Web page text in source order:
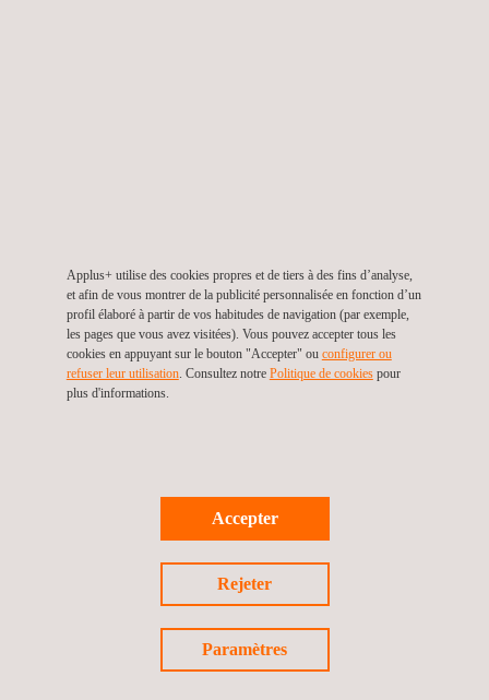
Applus+ utilise des cookies propres et de tiers à des fins d’analyse,
et afin de vous montrer de la publicité personnalisée en fonction d’un
profil élaboré à partir de vos habitudes de navigation (par exemple,
les pages que vous avez visitées). Vous pouvez accepter tous les
cookies en appuyant sur le bouton "Accepter" ou configurer ou
refuser leur utilisation. Consultez notre Politique de cookiespour
plus d'informations.
Accepter
Rejeter
Paramètres